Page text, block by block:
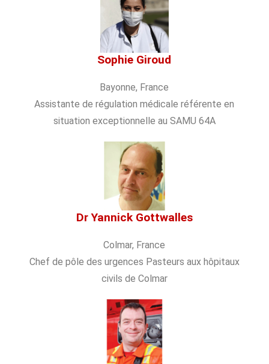
Sophie Giroud
Bayonne, France
Assistante de régulation médicale référente en
situation exceptionnelle au SAMU 64A
Dr Yannick Gottwalles
Colmar, France
Chef de pôle des urgences Pasteurs aux hôpitaux
civils de Colmar